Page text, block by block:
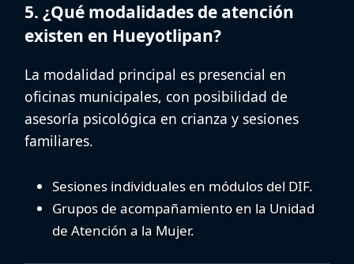
5. ¿Qué modalidades de atención
existen en Hueyotlipan?
La modalidad principal es presencial en
oficinas municipales, con posibilidad de
asesoría psicológica en crianza y sesiones
familiares.
Sesiones individuales en módulos del DIF.
Grupos de acompañamiento en la Unidad
de Atención a la Mujer.